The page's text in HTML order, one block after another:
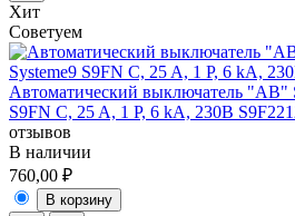
Хит
Советуем
Автоматический выключатель "АВ"
S9FN C, 25 A, 1 P, 6 kA, 230В
отзывов
В наличии
760,00 ₽
В корзину